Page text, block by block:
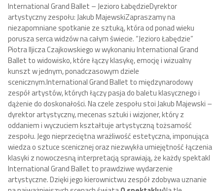
International Grand Ballet – Jezioro ŁabędzieDyrektor
artystyczny zespołu: Jakub MajewskiZapraszamy na
niezapomniane spotkanie ze sztuką, która od ponad wieku
porusza serca widzów na całym świecie. “Jezioro Łabędzie”
Piotra Iljicza Czajkowskiego w wykonaniu International Grand
Ballet to widowisko, które łączy klasykę, emocję i wizualny
kunszt w jednym, ponadczasowym dziele
scenicznym.International Grand Ballet to międzynarodowy
zespół artystów, których łączy pasja do baletu klasycznego i
dążenie do doskonałości.Na czele zespołu stoi Jakub Majewski –
dyrektor artystyczny, mecenas sztuki i wizjoner, który z
oddaniem i wyczuciem kształtuje artystyczną tożsamość
zespołu. Jego nieprzeciętna wrażliwość estetyczna, imponująca
wiedza o sztuce scenicznej oraz niezwykła umiejętność łączenia
klasyki z nowoczesną interpretacją sprawiają, że każdy spektakl
International Grand Ballet to prawdziwe wydarzenie
artystyczne. Dzięki jego kierownictwu zespół zdobywa uznanie